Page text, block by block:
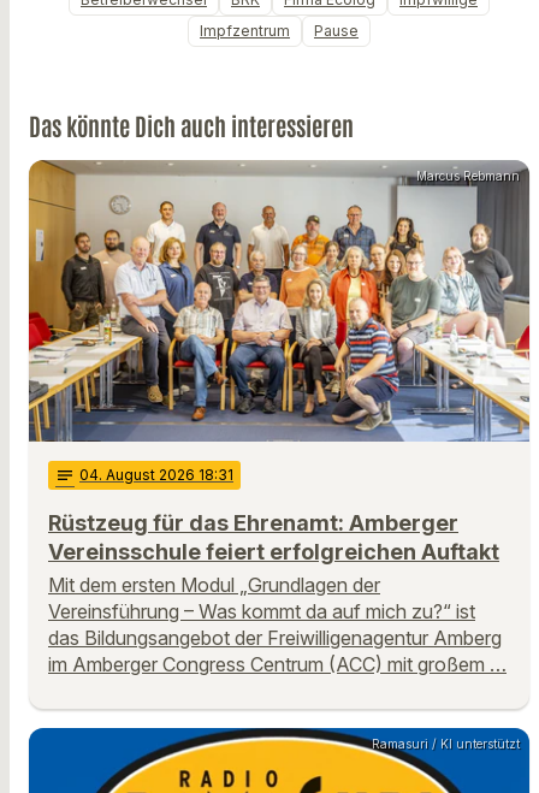
Impfzentrum
Pause
Das könnte Dich auch interessieren
Marcus Rebmann
notes 04. August 2026 18:31
Rüstzeug für das Ehrenamt: Amberger
Vereinsschule feiert erfolgreichen Auftakt
Mit dem ersten Modul „Grundlagen der
Vereinsführung – Was kommt da auf mich zu?“ ist
das Bildungsangebot der Freiwilligenagentur Amberg
im Amberger Congress Centrum (ACC) mit großem …
Ramasuri / KI unterstützt